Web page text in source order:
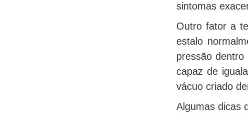
sintomas
Outro fator a
estalo
pressão
capaz de
vácuo criado
Algumas dicas